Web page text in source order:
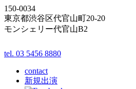
150-0034
東京都渋谷区代官山町20-20
モンシェリー代官山B2
tel. 03 5456 8880
contact
新規出演